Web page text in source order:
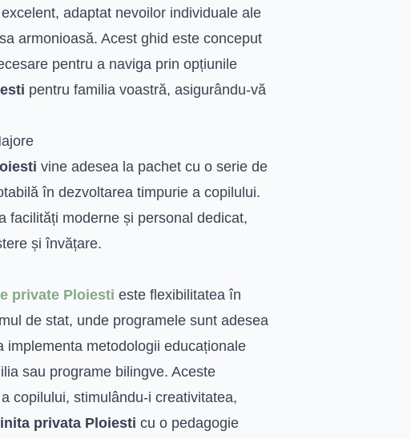
adaptat nevoilor individuale ale
armonioasă. Acest ghid este conceput
pentru a naviga prin opțiunile
pentru familia voastră, asigurându-vă
vine adesea la pachet cu o serie de
în dezvoltarea timpurie a copilului.
facilități moderne și personal dedicat,
și învățare.
private Ploiesti este flexibilitatea în
de stat, unde programele sunt adesea
metodologii educaționale
sau programe bilingve. Aceste
copilului, stimulându-i creativitatea,
privata Ploiesti cu o pedagogie